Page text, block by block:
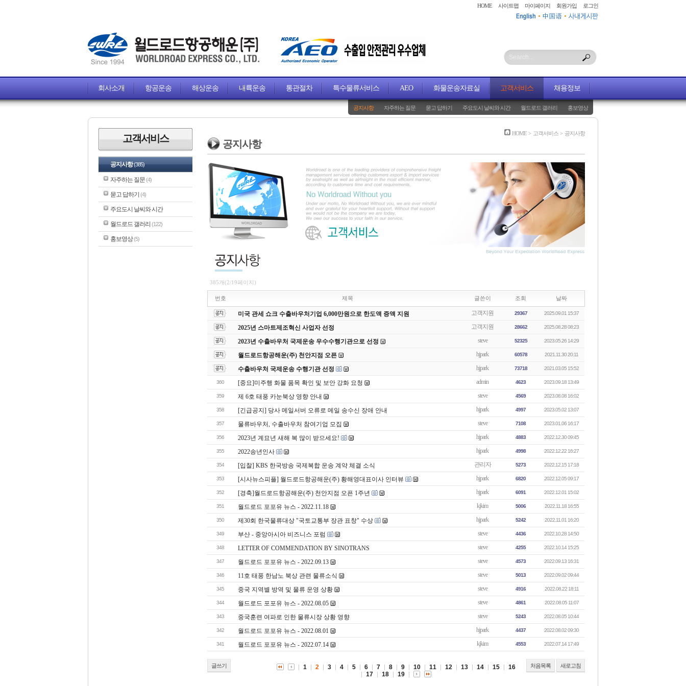
HOME 사이트맵 마이페이지 회원가입 로그인
Search...
회사소개 항공운송 해상운송 내륙운송 통관절차 특수물류서비스 AEO 화물운송자료실 고객서비스
공지사항 자주하는 질문 묻고 답하기 주요도시 날씨와 시간 월드로드 갤러리 홍보영상
채용정보
고객서비스
공지사항(385)
자주하는 질문(4)
묻고 답하기 (4)
주요도시 날씨와 시간
월드로드 갤러리 (122)
홍보영상(5)
HOME > 고객서비스 > 공지사항
공지사항
385개(2/19페이지)
번호 제목 글쓴이 조회 날짜
미국 관세 쇼크 수출바우처기업 6,000만원으로 한도액 증액 지원 고객지원 29367 2025.09.01 15:37
2025년 스마트제조혁신 사업자 선정 고객지원 28662 2025.08.28 08:23
2023년 수출바우처 국제운송 우수수행기관으로 선정 steve 52325 2023.05.26 14:29
월드로드항공해운(주) 천안지점 오픈 hjpark 60578 2021.11.30 20:11
수출바우처 국제운송 수행기관 선정 hjpark 73718 2021.03.05 15:52
360 [중요]미주행 화물 품목 확인 및 보안 강화 요청 admin 4623 2023.09.18 13:49
359 제 6호 태풍 카눈북상 영향 안내 steve 4569 2023.08.08 16:02
358 [긴급공지] 당사 메일서버 오류로 메일 송수신 장애 안내 hjpark 4997 2023.05.02 13:07
357 물류바우처, 수출바우처 참여기업 모집 steve 7108 2023.01.06 16:17
356 2023년 계묘년 새해 복 많이 받으세요! hjpark 4883 2022.12.30 09:45
355 2022송년인사 hjpark 4998 2022.12.22 16:27
354 [입찰] KBS 한국방송 국제복합 운송 계약 체결 소식 관리자 5273 2022.12.15 17:18
353 [시사뉴스피플] 월드로드항공해운(주) 황해영대표이사 인터뷰 hjpark 6820 2022.12.05 09:17
352 [경축]월드로드항공해운(주) 천안지점 오픈 1주년 hjpark 6091 2022.12.01 15:02
351 월드로드 포포유 뉴스 - 2022.11.18 kjkim 5006 2022.11.18 16:55
350 제30회 한국물류대상 "국토교통부 장관 표창" 수상 hjpark 5242 2022.11.01 16:20
349 부산 - 중앙아시아 비즈니스 포럼 steve 4436 2022.10.28 14:50
348 LETTER OF COMMENDATION BY SINOTRANS steve 4255 2022.10.14 15:25
347 월드로드 포포유 뉴스 - 2022.09.13 steve 4573 2022.09.13 16:31
346 11호 태풍 한남노 북상 관련 물류소식 steve 5013 2022.09.02 09:44
345 중국 지역별 방역 및 물류 운영 상황 steve 4916 2022.08.22 18:11
344 월드로드 포포유 뉴스 - 2022.08.05 steve 4861 2022.08.05 11:07
343 중국훈련 여파로 인한 물류시장 상황 영향 steve 5243 2022.08.05 10:44
342 월드로드 포포유 뉴스 - 2022.08.01 hjpark 4437 2022.08.02 09:30
341 월드로드 포포유 뉴스 - 2022.07.14 kjkim 4553 2022.07.14 17:49
글쓰기 처음목록 새로고침
1 2 3 4 5 6 7 8 9 10 11 12 13 14 15
16
17
18 19